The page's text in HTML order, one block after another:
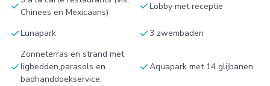
check Chinees en Mexicaans)
checkLobby met receptie
checkLunapark check3 zwembaden
check
Zonneterras en strand met
ligbedden,parasols en
badhanddoekservice.
checkAquapark met 14 glijbanen